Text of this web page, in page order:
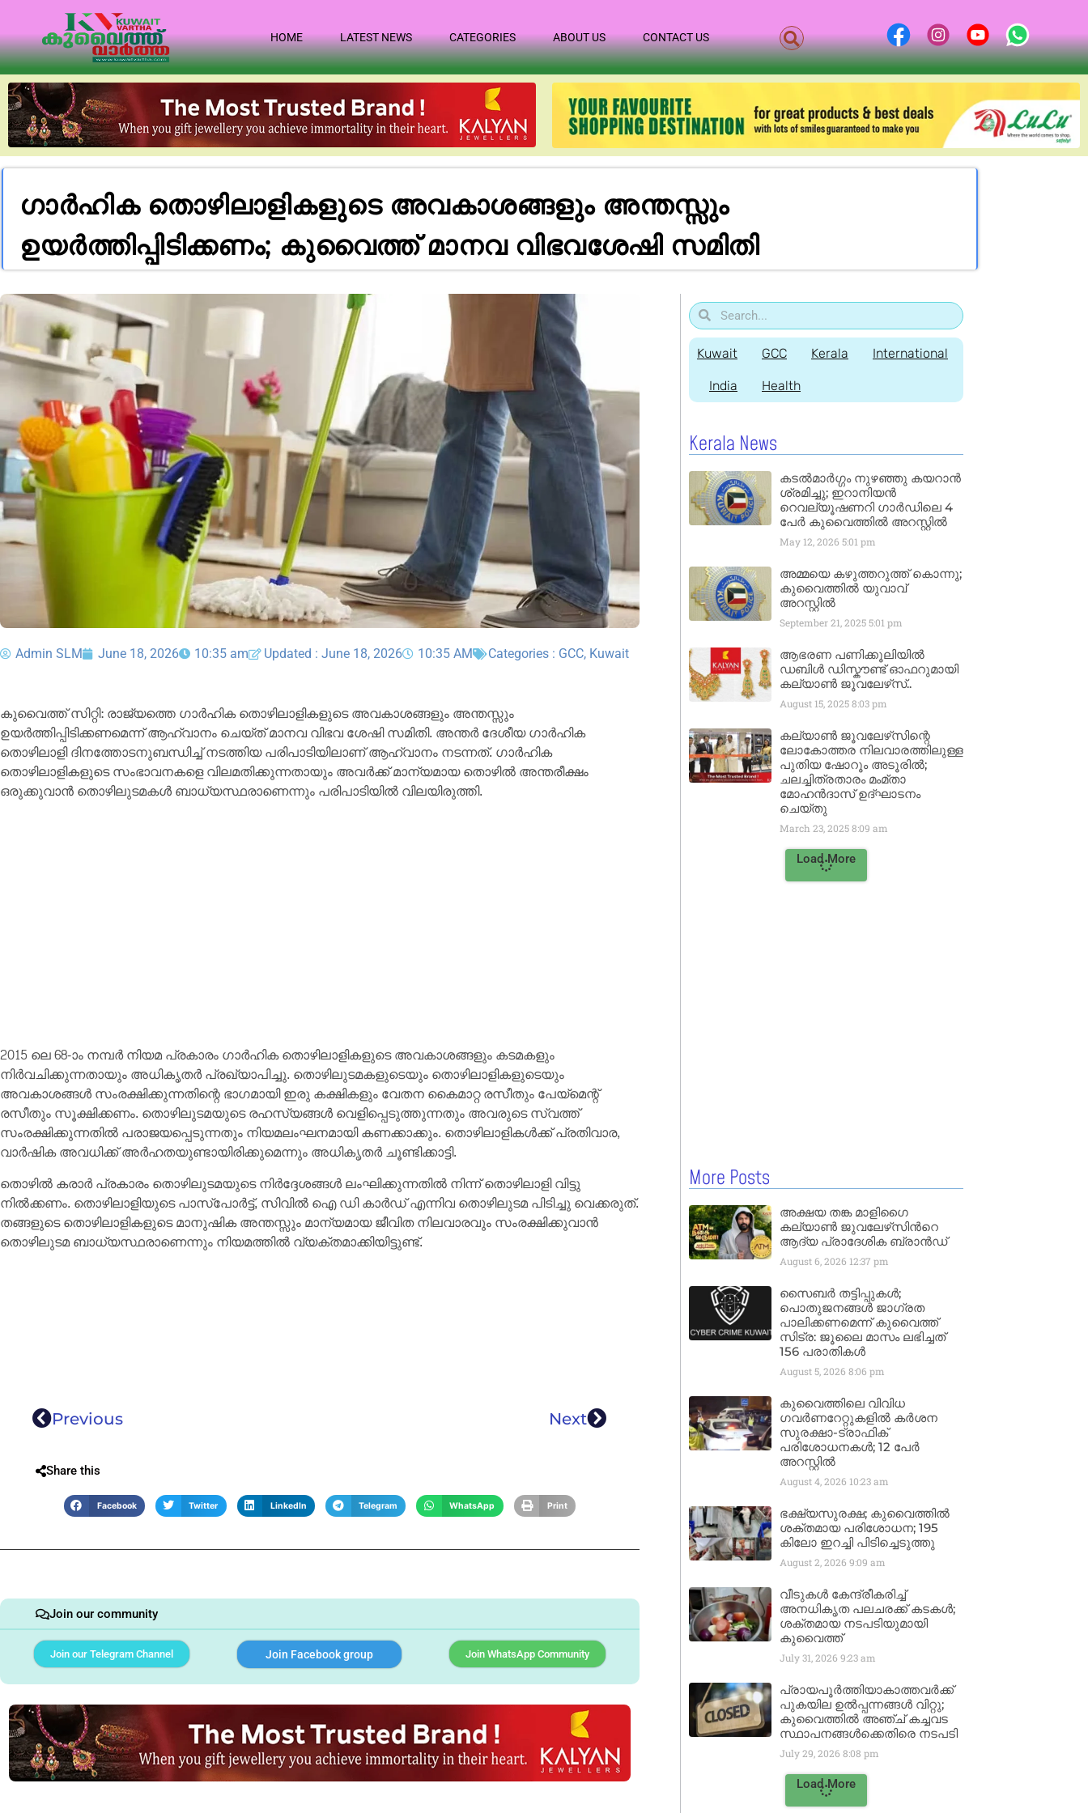
HOME LATEST NEWS CATEGORIES ABOUT US CONTACT US
ഗാർഹിക തൊഴിലാളികളുടെ അവകാശങ്ങളും അന്തസ്സും
ഉയർത്തിപ്പിടിക്കണം; കുവൈത്ത് മാനവ വിഭവശേഷി സമിതി
Admin SLM June 18, 2026 10:35 am Updated : June 18, 2026 10:35 AM Categories : GCC, Kuwait
കുവൈത്ത് സിറ്റി: രാജ്യത്തെ ഗാർഹിക തൊഴിലാളികളുടെ അവകാശങ്ങളും അന്തസ്സും
ഉയർത്തിപ്പിടിക്കണമെന്ന് ആഹ്വാനം ചെയ്ത് മാനവ വിഭവ ശേഷി സമിതി. അന്തർ ദേശീയ ഗാർഹിക
തൊഴിലാളി ദിനത്തോടനുബന്ധിച്ച് നടത്തിയ പരിപാടിയിലാണ് ആഹ്വാനം നടന്നത്. ഗാർഹിക
തൊഴിലാളികളുടെ സംഭാവനകളെ വിലമതിക്കുന്നതായും അവർക്ക് മാന്യമായ തൊഴിൽ അന്തരീക്ഷം
ഒരുക്കുവാൻ തൊഴിലുടമകൾ ബാധ്യസ്ഥരാണെന്നും പരിപാടിയിൽ വിലയിരുത്തി.
2015 ലെ 68-ാം നമ്പർ നിയമ പ്രകാരം ഗാർഹിക തൊഴിലാളികളുടെ അവകാശങ്ങളും കടമകളും
നിർവചിക്കുന്നതായും അധികൃതർ പ്രഖ്യാപിച്ചു. തൊഴിലുടമകളുടെയും തൊഴിലാളികളുടെയും
അവകാശങ്ങൾ സംരക്ഷിക്കുന്നതിന്റെ ഭാഗമായി ഇരു കക്ഷികളും വേതന കൈമാറ്റ രസീതും പേയ്മെന്റ്
രസീതും സൂക്ഷിക്കണം. തൊഴിലുടമയുടെ രഹസ്യങ്ങൾ വെളിപ്പെടുത്തുന്നതും അവരുടെ സ്വത്ത്
സംരക്ഷിക്കുന്നതിൽ പരാജയപ്പെടുന്നതും നിയമലംഘനമായി കണക്കാക്കും. തൊഴിലാളികൾക്ക് പ്രതിവാര,
വാർഷിക അവധിക്ക് അർഹതയുണ്ടായിരിക്കുമെന്നും അധികൃതർ ചൂണ്ടിക്കാട്ടി.
തൊഴിൽ കരാർ പ്രകാരം തൊഴിലുടമയുടെ നിർദ്ദേശങ്ങൾ ലംഘിക്കുന്നതിൽ നിന്ന് തൊഴിലാളി വിട്ടു
നിൽക്കണം. തൊഴിലാളിയുടെ പാസ്പോർട്ട്, സിവിൽ ഐ ഡി കാർഡ് എന്നിവ തൊഴിലുടമ പിടിച്ചു വെക്കരുത്.
തങ്ങളുടെ തൊഴിലാളികളുടെ മാനുഷിക അന്തസ്സും മാന്യമായ ജീവിത നിലവാരവും സംരക്ഷിക്കുവാൻ
തൊഴിലുടമ ബാധ്യസ്ഥരാണെന്നും നിയമത്തിൽ വ്യക്തമാക്കിയിട്ടുണ്ട്.
Previous Next
Share this
Facebook Twitter LinkedIn Telegram WhatsApp Print
Join our community
Join our Telegram Channel Join Facebook group Join WhatsApp Community
Kuwait GCC Kerala International
India Health
Kerala News
കടൽമാർഗ്ഗം നുഴഞ്ഞു കയറാൻ
ശ്രമിച്ചു; ഇറാനിയൻ
റെവല്യൂഷണറി ഗാർഡിലെ 4
പേർ കുവൈത്തിൽ അറസ്റ്റിൽ
May 12, 2026 5:01 pm
അമ്മയെ കഴുത്തറുത്ത് കൊന്നു;
കുവൈത്തിൽ യുവാവ്
അറസ്റ്റിൽ
September 21, 20255:01 pm
ആഭരണ പണിക്കൂലിയിൽ
ഡബിൾ ഡിസ്കൗണ്ട് ഓഫറുമായി
കല്യാൺ ജൂവലേഴ്‌സ്..
August 15, 20258:03 pm
കല്യാൺ ജൂവലേഴ്‌സിന്റെ
ലോകോത്തര നിലവാരത്തിലുള്ള
പുതിയ ഷോറൂം അടൂരിൽ;
ചലച്ചിത്രതാരം മംമ്താ
മോഹൻദാസ് ഉദ്ഘാടനം
ചെയ്‌തു
March 23, 20258:09 am
Load More
More Posts
അക്ഷയ തങ്ക മാളിഗൈ
കല്യാണ്‍ ജുവലേഴ്‌സിന്‍റെ
ആദ്യ പ്രാദേശിക ബ്രാന്‍ഡ്
August 6, 2026 12:37 pm
സൈബർ തട്ടിപ്പുകൾ;
പൊതുജനങ്ങൾ ജാഗ്രത
പാലിക്കണമെന്ന് കുവൈത്ത്
സിട്ര: ജൂലൈ മാസം ലഭിച്ചത്
156 പരാതികൾ
August 5, 2026 8:06 pm
കുവൈത്തിലെ വിവിധ
ഗവർണറേറ്റുകളിൽ കർശന
സുരക്ഷാ-ട്രാഫിക്
പരിശോധനകൾ; 12 പേർ
അറസ്റ്റിൽ
August 4, 2026 10:23 am
ഭക്ഷ്യസുരക്ഷ; കുവൈത്തിൽ
ശക്തമായ പരിശോധന; 195
കിലോ ഇറച്ചി പിടിച്ചെടുത്തു
August 2, 2026 9:09 am
വീടുകൾ കേന്ദ്രീകരിച്ച്
അനധികൃത പലചരക്ക് കടകൾ;
ശക്തമായ നടപടിയുമായി
കുവൈത്ത്
July 31, 2026 9:23 am
പ്രായപൂർത്തിയാകാത്തവർക്ക്
പുകയില ഉൽപ്പന്നങ്ങൾ വിറ്റു;
കുവൈത്തിൽ അഞ്ച് കച്ചവട
സ്ഥാപനങ്ങൾക്കെതിരെ നടപടി
July 29, 2026 8:08 pm
Load More